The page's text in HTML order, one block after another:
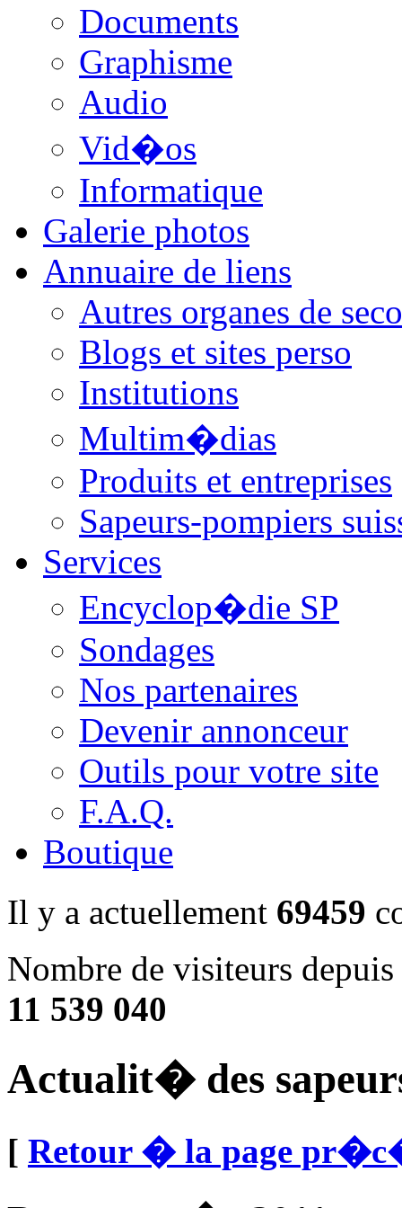
Documents
Graphisme
Audio
Vid�os
Informatique
Galerie photos
Annuaire de liens
Autres organes de
Blogs et sites perso
Institutions
Multim�dias
Produits et entreprises
Sapeurs-pompiers
Services
Encyclop�die SP
Sondages
Nos partenaires
Devenir annonceur
Outils pour votre site
F.A.Q.
Boutique
Il y a actuellement 69459
Nombre de visiteurs
11 539 040
Actualit� des
[ Retour � la page